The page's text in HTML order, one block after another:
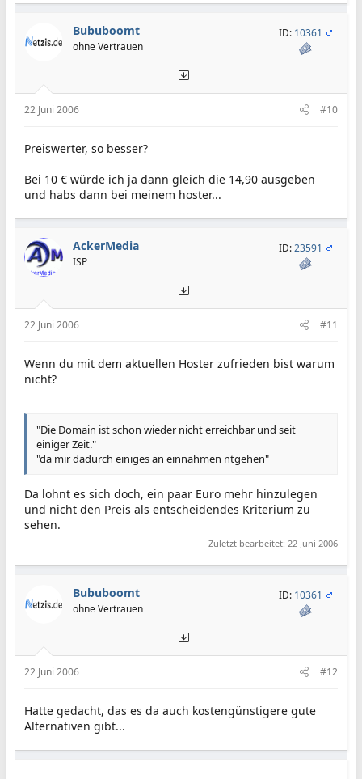
Bububoomt
ohne Vertrauen
ID: 10361
22 Juni 2006 #10
Preiswerter, so besser?
Bei 10 € würde ich ja dann gleich die 14,90 ausgeben
und habs dann bei meinem hoster...
AckerMedia
ISP
ID:23591
22 Juni 2006 #11
Wenn du mit dem aktuellen Hoster zufrieden bist warum
nicht?
"Die Domain ist schon wieder nicht erreichbar und seit
einiger Zeit."
"da mir dadurch einiges an einnahmen ntgehen"
Da lohnt es sich doch, ein paar Euro mehr hinzulegen
und nicht den Preis als entscheidendes Kriterium zu
sehen.
Zuletzt bearbeitet: 22 Juni 2006
Bububoomt
ohne Vertrauen
ID: 10361
22 Juni 2006 #12
Hatte gedacht, das es da auch kostengünstigere gute
Alternativen gibt...